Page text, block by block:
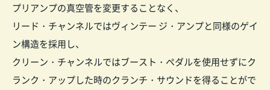
プリアンプの真空管を変更することなく、
リード・チャンネルではヴィンテー ジ・アンプと同様のゲイ
ン構造を採用し、
クリーン・チャンネルではブースト・ペダルを使用せずにク
ランク・アップした時のクランチ・サウンドを得ることがで